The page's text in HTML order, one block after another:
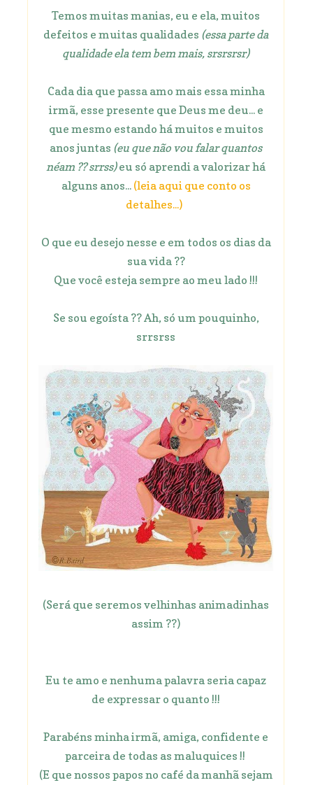
Temos muitas manias, eu e ela, muitos
defeitos e muitas qualidades (essa parte da
qualidade ela tem bem mais, srsrsrsr)
Cada dia que passa amo mais essa minha
irmã, esse presente que Deus me deu... e
que mesmo estando há muitos e muitos
anos juntas (eu que não vou falar quantos
néam ?? srrss)eu só aprendi a valorizar há
alguns anos... (leia aqui que conto os
detalhes...)
O que eu desejo nesse e em todos os dias da
sua vida ??
Que você esteja sempre ao meu lado !!!
Se sou egoísta ?? Ah, só um pouquinho,
srrsrss
(Será que seremos velhinhas animadinhas
assim ??)
Eu te amo e nenhuma palavra seria capaz
de expressar o quanto !!!
Parabéns minha irmã, amiga, confidente e
parceira de todas as maluquices !!
(E que nossos papos no café da manhã sejam